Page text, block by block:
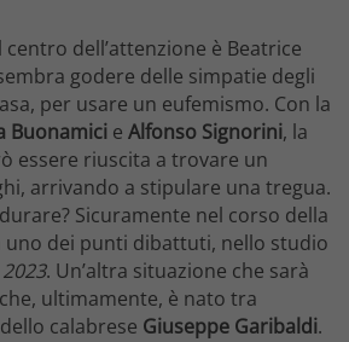
dell’attenzione è Beatrice
godere delle simpatie degli
per usare un eufemismo. Con la
Buonamici e Alfonso Signorini, la
essere riuscita a trovare un
arrivando a stipulare una tregua.
Sicuramente nel corso della
uno dei punti dibattuti, nello studio
. Un’altra situazione che sarà
ultimamente, è nato tra
calabrese Giuseppe Garibaldi.